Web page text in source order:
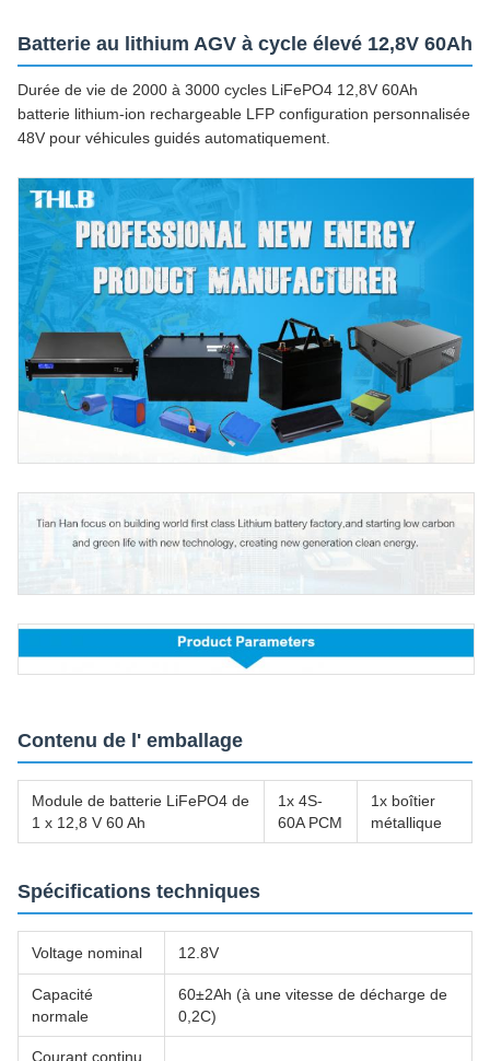
Batterie au lithium AGV à cycle élevé 12,8V 60Ah
Durée de vie de 2000 à 3000 cycles LiFePO4 12,8V 60Ah
batterie lithium-ion rechargeable LFP configuration personnalisée
48V pour véhicules guidés automatiquement.
Contenu de l' emballage
Module de batterie LiFePO4 de
1 x 12,8 V 60 Ah
1x 4S-
60A PCM
1x boîtier
métallique
Spécifications techniques
Voltage nominal 12.8V
Capacité
normale
60±2Ah (à une vitesse de décharge de
0,2C)
Courant continu